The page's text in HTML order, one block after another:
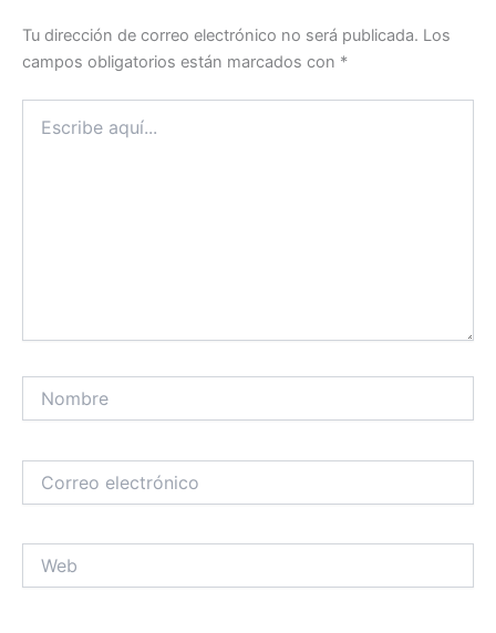
Tu dirección de correo electrónico no será publicada. Los
campos obligatorios están marcados con *
aquí...
electrónico